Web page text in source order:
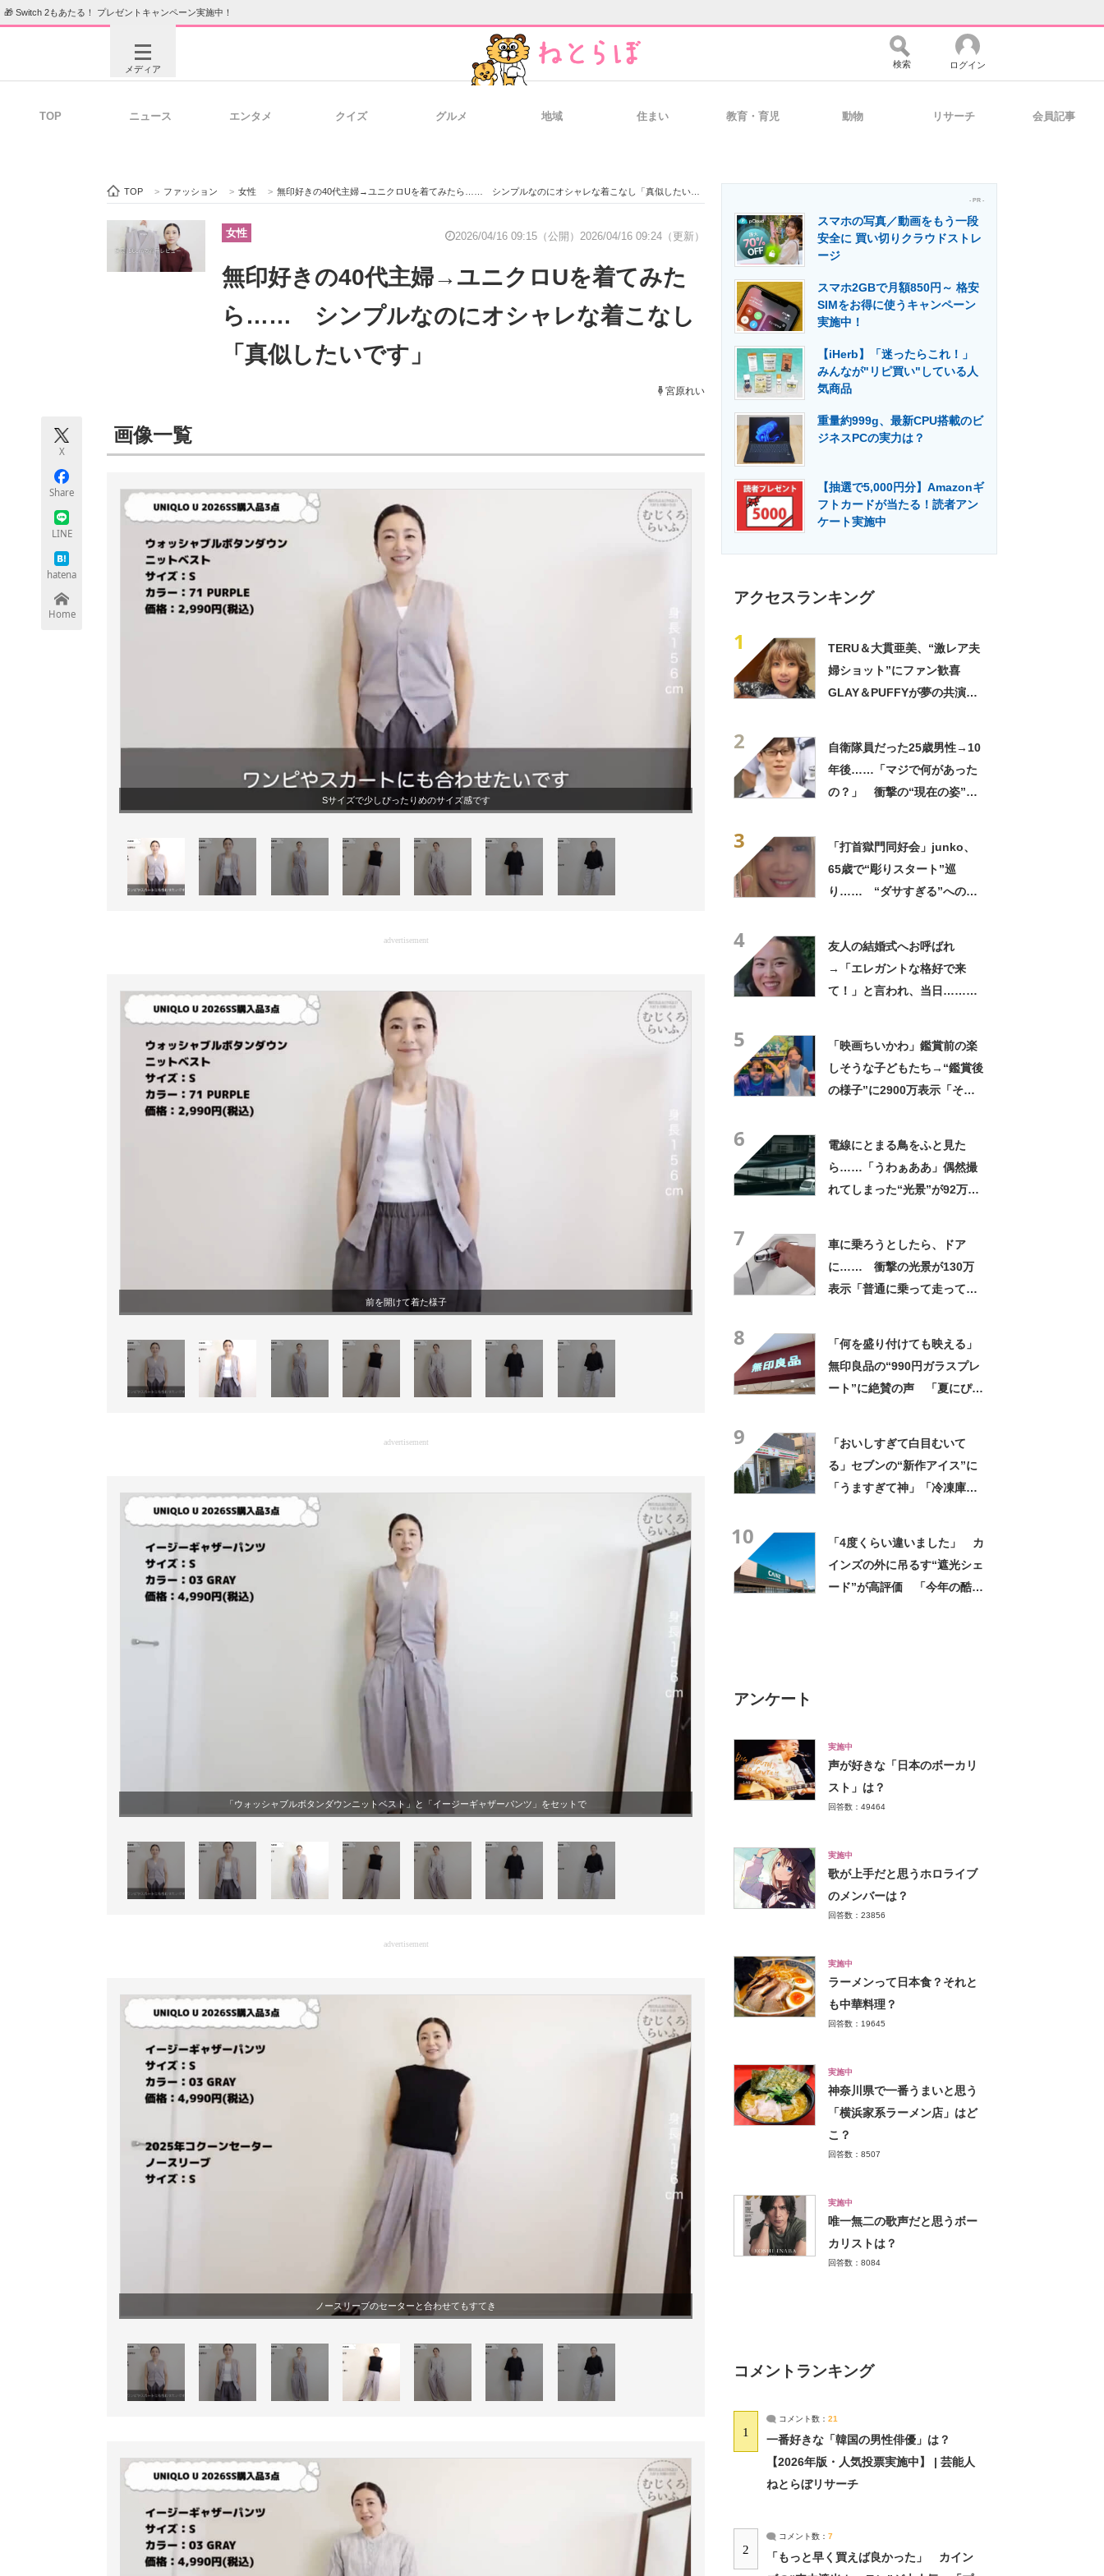
🎁 Switch 2もあたる！ プレゼントキャンペーン実施中！
メディア
ビジネスと働き方のヒント 経営リーダーのコミュニティ マーケ×ITの今がよく分かる
企業向けIT製品の総合サイト 製造業のIT導入・活用を支援
エネルギーの専門メディア 建設×テクノロジーの最前線
ちょっと気になるネットの話題
検索 ログイン
TOP ニュース エンタメ クイズ グルメ 地域 住まい 教育・育児 動物 リサーチ 会員記事
TOP > ファッション > 女性 > 無印好きの40代主婦→ユニクロUを着てみたら…… シンプルなのにオシャレな着こなし「真似したいです」
女性 2026/04/16 09:15（公開） 2026/04/16 09:24（更新）
無印好きの40代主婦→ユニクロUを着てみた
ら…… シンプルなのにオシャレな着こなし
「真似したいです」
宮原れい
X
Share
LINE
hatena
Home
画像一覧
Sサイズで少しぴったりめのサイズ感です
advertisement
前を開けて着た様子
advertisement
「ウォッシャブルボタンダウンニットベスト」と「イージーギャザーパンツ」をセットで
advertisement
ノースリーブのセーターと合わせてもすてき
- PR -
スマホの写真／動画をもう一段
安全に 買い切りクラウドストレ
ージ
スマホ2GBで月額850円～ 格安
SIMをお得に使うキャンペーン
実施中！
【iHerb】「迷ったらこれ！」
みんなが"リピ買い"している人
気商品
重量約999g、最新CPU搭載のビ
ジネスPCの実力は？
【抽選で5,000円分】Amazonギ
フトカードが当たる！読者アン
ケート実施中
アクセスランキング
1
TERU＆大貫亜美、“激レア夫
婦ショット”にファン歓喜
GLAY＆PUFFYが夢の共演
2
自衛隊員だった25歳男性→10
年後……「マジで何があった
の？」 衝撃の“現在の姿”が
3
「打首獄門同好会」junko、
65歳で“彫りスタート”巡
り…… “ダサすぎる”への持
4
友人の結婚式へお呼ばれ
→「エレガントな格好で来
て！」と言われ、当日……ま
5
「映画ちいかわ」鑑賞前の楽
しそうな子どもたち→“鑑賞後
の様子”に2900万表示「そう
6
電線にとまる鳥をふと見た
ら……「うわぁああ」偶然撮
れてしまった“光景”が92万再
7
車に乗ろうとしたら、ドア
に…… 衝撃の光景が130万
表示「普通に乗って走ってた
8
「何を盛り付けても映える」
無印良品の“990円ガラスプレ
ート”に絶賛の声 「夏にぴっ
9
「おいしすぎて白目むいて
る」セブンの“新作アイス”に
「うますぎて神」「冷凍庫に
10
「4度くらい違いました」 カ
インズの外に吊るす“遮光シェ
ード”が高評価 「今年の酷暑
アンケート
実施中
声が好きな「日本のボーカリ
スト」は？
回答数：49464
実施中
歌が上手だと思うホロライブ
のメンバーは？
回答数：23856
実施中
ラーメンって日本食？それと
も中華料理？
回答数：19645
実施中
神奈川県で一番うまいと思う
「横浜家系ラーメン店」はど
こ？
回答数：8507
実施中
唯一無二の歌声だと思うボー
カリストは？
回答数：8084
コメントランキング
1
コメント数： 21
一番好きな「韓国の男性俳優」は？
【2026年版・人気投票実施中】 | 芸能人
ねとらぼリサーチ
2
コメント数： 7
「もっと早く買えば良かった」 カイン